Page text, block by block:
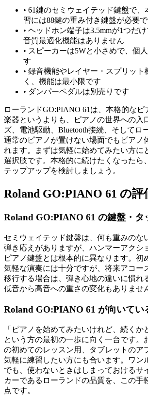
• 61鍵のセミウェイテッド鍵盤で、
習には88鍵の重み付き鍵盤が必要
• ヘッドホン端子は3.5mmが1つだ
音質最適化機能はありません
• スピーカーは5Wと小さめで、個
す
• 録音機能やレイヤー・スプリット
く、機能は最小限です
• ダンパーペダルは別売りです
ローランドGO:PIANO 61は、本格的な
楽器というよりも、ピアノの世界への入
ズ、電池駆動、Bluetooth接続、そしてロ
通常のピアノが置けない場面でもピアノ
れます。まずは気軽に始めてみたい方に
選択肢です。本格的に続けたくなったら
テップアップを検討しましょう。
Roland GO:PIANO 61 の評
Roland GO:PIANO 61 の鍵盤・タ
セミウェイテッド鍵盤は、何も重みのな
弾き応えがありますが、ハンマーアクシ
ピアノ鍵盤とは根本的に異なります。初
気軽な演奏には十分ですが、将来アコー
移行する場合は、弾き心地の違いに慣れ
低音から高音への重さの変化もありませ
Roland GO:PIANO 61 が向いてい
「ピアノを始めてみたいけれど、続くか
という方の最初の一歩に向く一台です。
の初めてのレッスン用、タブレットのア
気軽に練習したい方にも合います。ワン
でも、使わないときはしまっておけるサ
カーであるローランドの品質を、この手
点です。